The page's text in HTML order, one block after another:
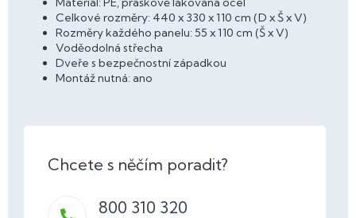
Celkové rozměry: 440 x 330 x 110 cm (D x Š x V)
Rozměry každého panelu: 55 x 110 cm (Š x V)
Voděodolná střecha
Dveře s bezpečnostní západkou
Montáž nutná: ano
800 310 320